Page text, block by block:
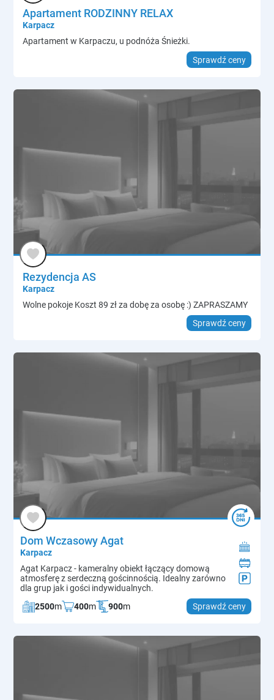
Apartament RODZINNY RELAX
Karpacz
Apartament w Karpaczu, u podnóża Śnieżki.
Sprawdź ceny
Rezydencja AS
Karpacz
Wolne pokoje Koszt 89 zł za dobę za osobę :) ZAPRASZAMY
Sprawdź ceny
Dom Wczasowy Agat
Karpacz
Agat Karpacz - kameralny obiekt łączący domową
atmosferę z serdeczną gościnnością. Idealny zarówno
dla grup jak i gości indywidualnych.
2500m 400m 900m Sprawdź ceny